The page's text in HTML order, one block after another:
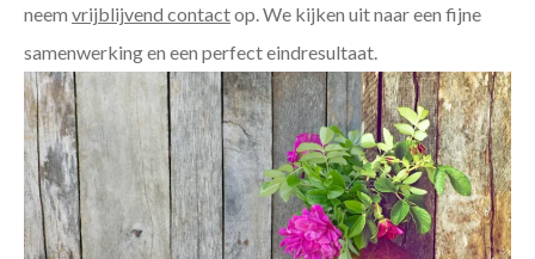
neem vrijblijvend contactop. We kijken uit naar een fijne
samenwerking en een perfect eindresultaat.